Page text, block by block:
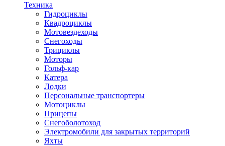
Техника
Гидроциклы
Квадроциклы
Мотовездеходы
Снегоходы
Трициклы
Моторы
Гольф-кар
Катера
Лодки
Персональные транспортеры
Мотоциклы
Прицепы
Снегоболотоход
Электромобили для закрытых территорий
Яхты